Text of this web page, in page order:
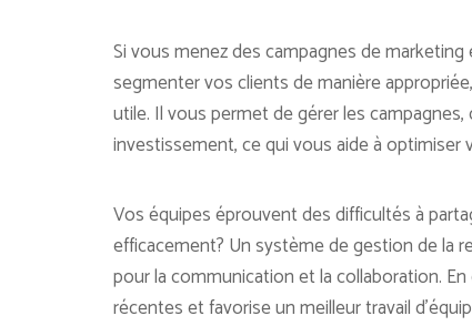
Si vous menez des campagnes de
segmenter vos clients de manière
utile. Il vous permet de gérer les
investissement, ce qui vous aide à optimiser
Vos équipes éprouvent des difficultés à
efficacement? Un système de gestion de la
pour la communication et la collaboration.
récentes et favorise un meilleur travail